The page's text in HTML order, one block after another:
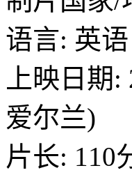
语言: 英语
上映日期
爱尔兰)
片长: 110